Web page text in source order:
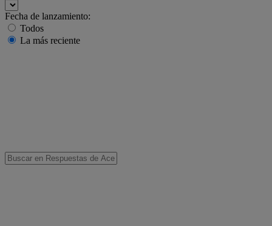
Fecha de lanzamiento:
Todos
La más reciente